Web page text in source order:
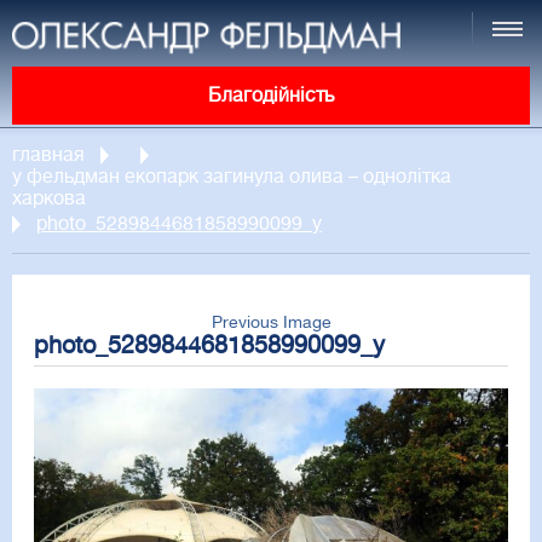
Благодійність
главная
у фельдман екопарк загинула олива – однолітка
харкова
photo_5289844681858990099_y
Previous Image
photo_5289844681858990099_y